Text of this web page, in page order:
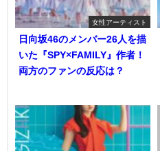
女性アーティスト
日向坂46のメンバー26人を描
いた『SPY×FAMILY』作者！
両方のファンの反応は？